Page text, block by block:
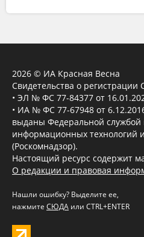
2026 © ИА Красная Весна
Свидетельства о
• ЭЛ № ФС 77-84377 от
• ИА № ФС 77-67948 от
выданы Федеральной службой
информационных технологий
(Роскомнадзор).
Настоящий ресурс содержит
О редакции и правовая
Нашли ошибку? Выделите ее,
нажмите СЮДА или CTRL+ENTER